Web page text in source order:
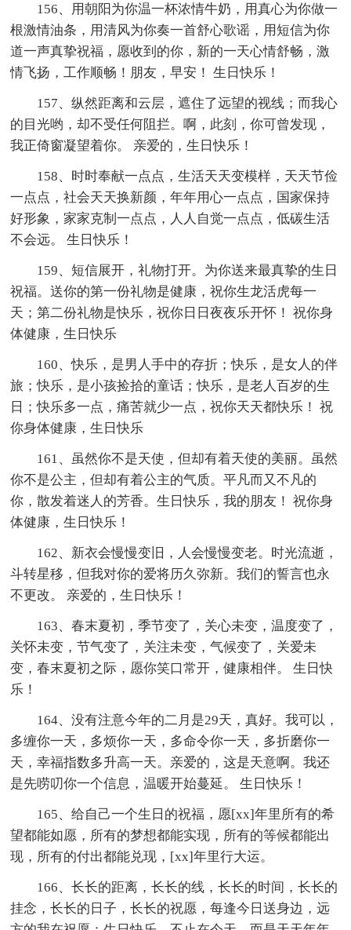
156、用朝阳为你温一杯浓情牛奶，用真心为你做一
根激情油条，用清风为你奏一首舒心歌谣，用短信为你
道一声真挚祝福，愿收到的你，新的一天心情舒畅，激
情飞扬，工作顺畅！朋友，早安！ 生日快乐！
157、纵然距离和云层，遮住了远望的视线；而我心
的目光哟，却不受任何阻拦。啊，此刻，你可曾发现，
我正倚窗凝望着你。 亲爱的，生日快乐！
158、时时奉献一点点，生活天天变模样，天天节俭
一点点，社会天天换新颜，年年用心一点点，国家保持
好形象，家家克制一点点，人人自觉一点点，低碳生活
不会远。 生日快乐！
159、短信展开，礼物打开。为你送来最真挚的生日
祝福。送你的第一份礼物是健康，祝你生龙活虎每一
天；第二份礼物是快乐，祝你日日夜夜乐开怀！ 祝你身
体健康，生日快乐
160、快乐，是男人手中的存折；快乐，是女人的伴
旅；快乐，是小孩捡拾的童话；快乐，是老人百岁的生
日；快乐多一点，痛苦就少一点，祝你天天都快乐！ 祝
你身体健康，生日快乐
161、虽然你不是天使，但却有着天使的美丽。虽然
你不是公主，但却有着公主的气质。平凡而又不凡的
你，散发着迷人的芳香。生日快乐，我的朋友！ 祝你身
体健康，生日快乐！
162、新衣会慢慢变旧，人会慢慢变老。时光流逝，
斗转星移，但我对你的爱将历久弥新。我们的誓言也永
不更改。 亲爱的，生日快乐！
163、春末夏初，季节变了，关心未变，温度变了，
关怀未变，节气变了，关注未变，气候变了，关爱未
变，春末夏初之际，愿你笑口常开，健康相伴。 生日快
乐！
164、没有注意今年的二月是29天，真好。我可以，
多缠你一天，多烦你一天，多命令你一天，多折磨你一
天，幸福指数多升高一天。亲爱的，这是天意啊。我还
是先唠叨你一个信息，温暖开始蔓延。 生日快乐！
165、给自己一个生日的祝福，愿[xx]年里所有的希
望都能如愿，所有的梦想都能实现，所有的等候都能出
现，所有的付出都能兑现，[xx]年里行大运。
166、长长的距离，长长的线，长长的时间，长长的
挂念，长长的日子，长长的祝愿，每逢今日送身边，远